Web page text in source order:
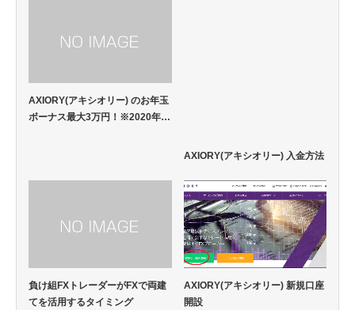
AXIORY(アキシオリー) のお年玉
ボーナス最大3万円！※2020年…
AXIORY(アキシオリー) 入金方法
負け組FXトレーダーがFXで両建
てを活用するタイミング
AXIORY(アキシオリー) 新規口座
開設